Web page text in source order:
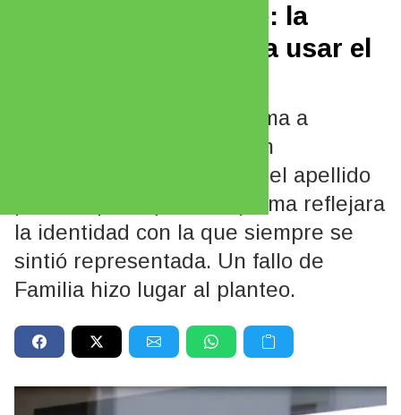
apellido de su padre: la
Justicia la autorizó a usar el
Una joven que está próxima a
recibirse de Licenciada en
Enfermería pidió eliminar el apellido
paterno para que su diploma reflejara
la identidad con la que siempre se
sintió representada. Un fallo de
Familia hizo lugar al planteo.